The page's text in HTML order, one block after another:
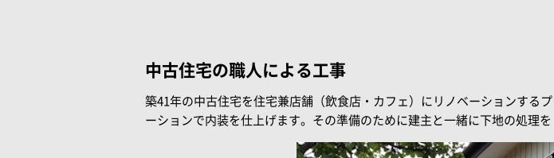
中古住宅の職人による工事
築41年の中古住宅を住宅兼店舗（飲食店・カフェ）にリノベーションする
ーションで内装を仕上げます。その準備のために建主と一緒に下地の処理を